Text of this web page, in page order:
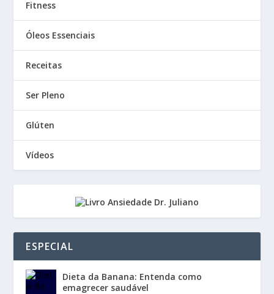
Fitness
Óleos Essenciais
Receitas
Ser Pleno
Glúten
Vídeos
ESPECIAL
Dieta da Banana: Entenda como
emagrecer saudável